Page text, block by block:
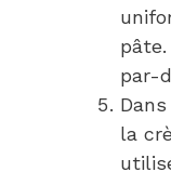
par-
la